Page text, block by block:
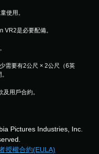
使用。
VR2是必要配備。
需要有2公尺 × 2公尺（6英
用戶合約。
Pictures Industries, Inc.
授權合約(EULA)